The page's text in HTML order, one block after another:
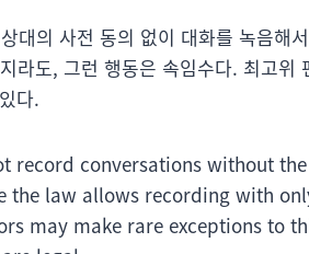
대의 사전 동의 없이 대화를 녹음해
라도, 그런 행동은 속임수다. 최고
다.
record conversations without
the law allows recording with
may make rare exceptions to